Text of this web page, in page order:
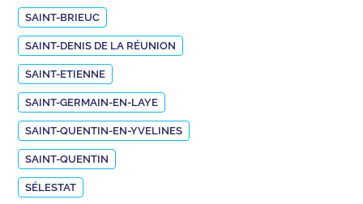
SAINT-BRIEUC
SAINT-DENIS DE LA RÉUNION
SAINT-ETIENNE
SAINT-GERMAIN-EN-LAYE
SAINT-QUENTIN-EN-YVELINES
SAINT-QUENTIN
SÉLESTAT